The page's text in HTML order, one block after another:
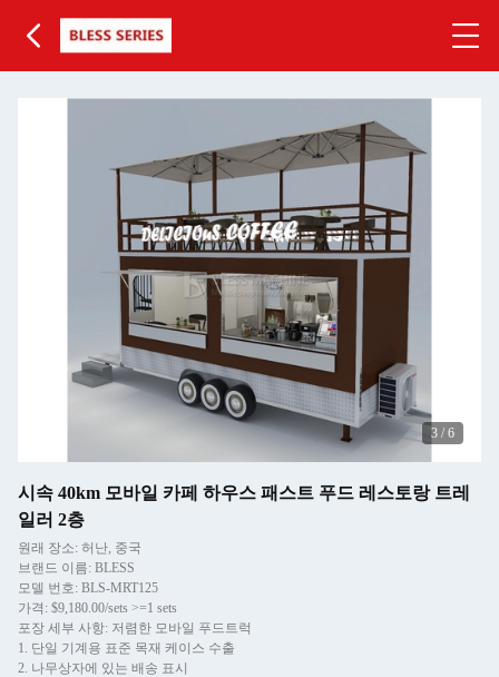
3 / 6
시속 40km 모바일 카페 하우스 패스트 푸드 레스토랑 트레
일러 2층
원래 장소: 허난, 중국
브랜드 이름: BLESS
모델 번호: BLS-MRT125
가격: $9,180.00/sets >=1 sets
포장 세부 사항: 저렴한 모바일 푸드트럭
1. 단일 기계용 표준 목재 케이스 수출
2. 나무상자에 있는 배송 표시